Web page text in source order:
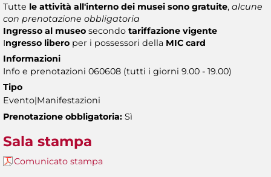
Tutte le attività all'interno dei musei sono gratuite, alcune
con prenotazione obbligatoria
Ingresso al museo secondo tariffazione vigente
Ingresso libero per i possessori della MIC card
Informazioni
Info e prenotazioni 060608 (tutti i giorni 9.00 - 19.00)
Tipo
Evento|Manifestazioni
Prenotazione obbligatoria: Sì
Sala stampa
Comunicato stampa